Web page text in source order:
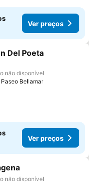
Ver preços
aos favoritos
Del Poeta
não disponível
Bellamar
Ver preços
aos favoritos
não disponível